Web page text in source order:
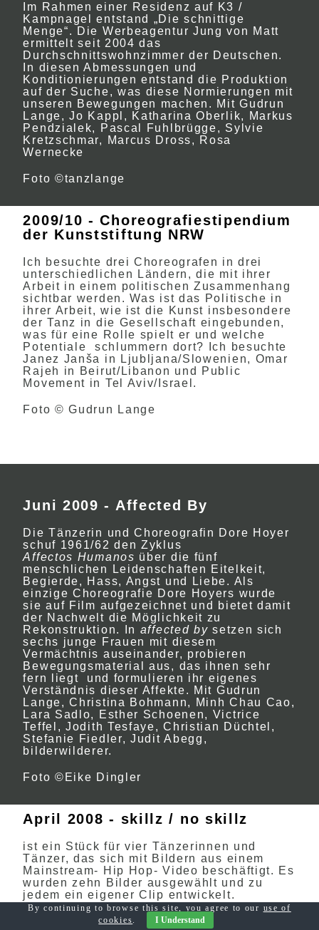
Im Rahmen einer Residenz auf K3 /
Kampnagel entstand „Die schnittige
Menge“. Die Werbeagentur Jung von Matt
ermittelt seit 2004 das
Durchschnittswohnzimmer der Deutschen.
In diesen Abmessungen und
Konditionierungen entstand die Produktion
auf der Suche, was diese Normierungen mit
unseren Bewegungen machen. Mit Gudrun
Lange, Jo Kappl, Katharina Oberlik, Markus
Pendzialek, Pascal Fuhlbrügge, Sylvie
Kretzschmar, Marcus Dross, Rosa
Wernecke
Foto ©tanzlange
2009/10 - Choreografiestipendium
der Kunststiftung NRW
Ich besuchte drei Choreografen in drei
unterschiedlichen Ländern, die mit ihrer
Arbeit in einem politischen Zusammenhang
sichtbar werden. Was ist das Politische in
ihrer Arbeit, wie ist die Kunst insbesondere
der Tanz in die Gesellschaft eingebunden,
was für eine Rolle spielt er und welche
Potentiale schlummern dort? Ich besuchte
Janez Janša in Ljubljana/Slowenien, Omar
Rajeh in Beirut/Libanon und Public
Movement in Tel Aviv/Israel.
Foto © Gudrun Lange
Juni 2009 - Affected By
Die Tänzerin und Choreografin Dore Hoyer
schuf 1961/62 den Zyklus
Affectos Humanos über die fünf
menschlichen Leidenschaften Eitelkeit,
Begierde, Hass, Angst und Liebe. Als
einzige Choreografie Dore Hoyers wurde
sie auf Film aufgezeichnet und bietet damit
der Nachwelt die Möglichkeit zu
Rekonstruktion. In affected by setzen sich
sechs junge Frauen mit diesem
Vermächtnis auseinander, probieren
Bewegungsmaterial aus, das ihnen sehr
fern liegt und formulieren ihr eigenes
Verständnis dieser Affekte. Mit Gudrun
Lange, Christina Bohmann, Minh Chau Cao,
Lara Sadlo, Esther Schoenen, Victrice
Teffel, Jodith Tesfaye, Christian Düchtel,
Stefanie Fiedler, Judit Abegg,
bilderwilderer.
Foto ©Eike Dingler
April 2008 - skillz / no skillz
ist ein Stück für vier Tänzerinnen und
Tänzer, das sich mit Bildern aus einem
Mainstream- Hip Hop- Video beschäftigt. Es
wurden zehn Bilder ausgewählt und zu
jedem ein eigener Clip entwickelt.
Außerdem gibt es zehn Dauern, nämlich
zweimal 2, 4, 6, 8 und 10 Minuten. Auf der
By continuing to browse this site, you agree to our use of
cookies. I Understand